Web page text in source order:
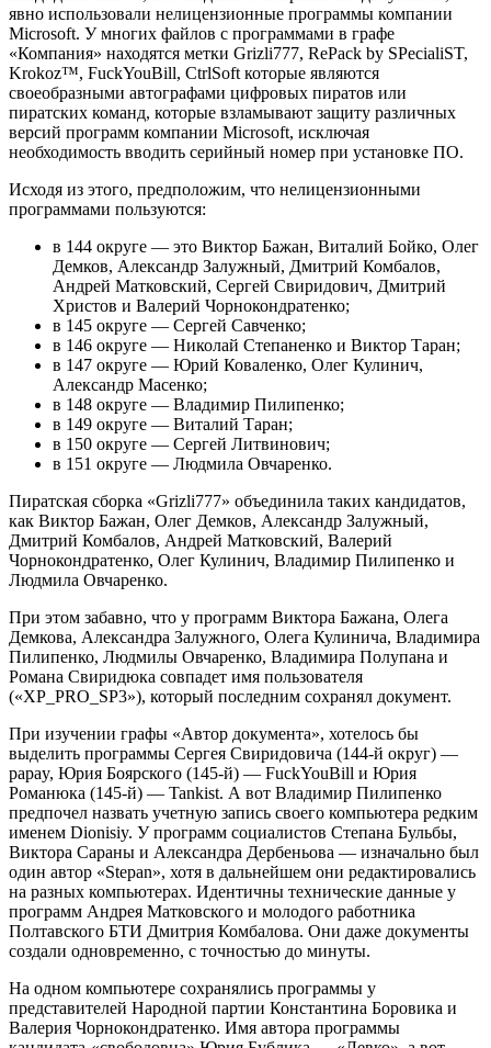
явно использовали нелицензионные программы компании
Microsoft. У многих файлов с программами в графе
«Компания» находятся метки Grizli777, RePack by SPecialiST,
Krokoz™, FuckYouBill, CtrlSoft которые являются
своеобразными автографами цифровых пиратов или
пиратских команд, которые взламывают защиту различных
версий программ компании Microsoft, исключая
необходимость вводить серийный номер при установке ПО.
Исходя из этого, предположим, что нелицензионными
программами пользуются:
в 144 округе — это Виктор Бажан, Виталий Бойко, Олег
Демков, Александр Залужный, Дмитрий Комбалов,
Андрей Матковский, Сергей Свиридович, Дмитрий
Христов и Валерий Чорнокондратенко;
в 145 округе — Сергей Савченко;
в 146 округе — Николай Степаненко и Виктор Таран;
в 147 округе — Юрий Коваленко, Олег Кулинич,
Александр Масенко;
в 148 округе — Владимир Пилипенко;
в 149 округе — Виталий Таран;
в 150 округе — Сергей Литвинович;
в 151 округе — Людмила Овчаренко.
Пиратская сборка «Grizli777» объединила таких кандидатов,
как Виктор Бажан, Олег Демков, Александр Залужный,
Дмитрий Комбалов, Андрей Матковский, Валерий
Чорнокондратенко, Олег Кулинич, Владимир Пилипенко и
Людмила Овчаренко.
При этом забавно, что у программ Виктора Бажана, Олега
Демкова, Александра Залужного, Олега Кулинича, Владимира
Пилипенко, Людмилы Овчаренко, Владимира Полупана и
Романа Свиридюка совпадет имя пользователя
(«XP_PRO_SP3»), который последним сохранял документ.
При изучении графы «Автор документа», хотелось бы
выделить программы Сергея Свиридовича (144-й округ) —
papay, Юрия Боярского (145-й) — FuckYouBill и Юрия
Романюка (145-й) — Tankist. А вот Владимир Пилипенко
предпочел назвать учетную запись своего компьютера редким
именем Dionisiy. У программ социалистов Степана Бульбы,
Виктора Сараны и Александра Дербеньова — изначально был
один автор «Stepan», хотя в дальнейшем они редактировались
на разных компьютерах. Идентичны технические данные у
программ Андрея Матковского и молодого работника
Полтавского БТИ Дмитрия Комбалова. Они даже документы
создали одновременно, с точностью до минуты.
На одном компьютере сохранялись программы у
представителей Народной партии Константина Боровика и
Валерия Чорнокондратенко. Имя автора программы